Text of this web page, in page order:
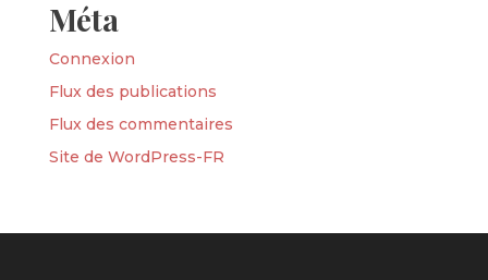
Méta
Connexion
Flux des publications
Flux des commentaires
Site de WordPress-FR